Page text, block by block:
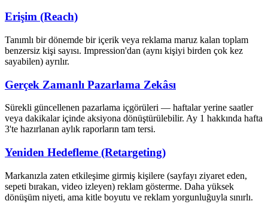
Erişim (Reach)
Tanımlı bir dönemde bir içerik veya reklama maruz kalan toplam
benzersiz kişi sayısı. Impression'dan (aynı kişiyi birden çok kez
sayabilen) ayrılır.
Gerçek Zamanlı Pazarlama Zekâsı
Sürekli güncellenen pazarlama içgörüleri — haftalar yerine saatler
veya dakikalar içinde aksiyona dönüştürülebilir. Ay 1 hakkında hafta
3'te hazırlanan aylık raporların tam tersi.
Yeniden Hedefleme (Retargeting)
Markanızla zaten etkileşime girmiş kişilere (sayfayı ziyaret eden,
sepeti bırakan, video izleyen) reklam gösterme. Daha yüksek
dönüşüm niyeti, ama kitle boyutu ve reklam yorgunluğuyla sınırlı.